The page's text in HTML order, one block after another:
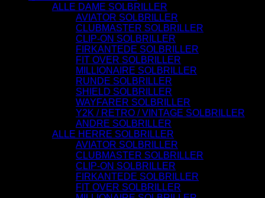
ALLE DAME SOLBRILLER
AVIATOR SOLBRILLER
CLUBMASTER SOLBRILLER
CLIP-ON SOLBRILLER
FIRKANTEDE SOLBRILLER
FIT OVER SOLBRILLER
MILLIONAIRE SOLBRILLER
RUNDE SOLBRILLER
SHIELD SOLBRILLER
WAYFARER SOLBRILLER
Y2K / RETRO / VINTAGE SOLBRILLER
ANDRE SOLBRILLER
ALLE HERRE SOLBRILLER
AVIATOR SOLBRILLER
CLUBMASTER SOLBRILLER
CLIP-ON SOLBRILLER
FIRKANTEDE SOLBRILLER
FIT OVER SOLBRILLER